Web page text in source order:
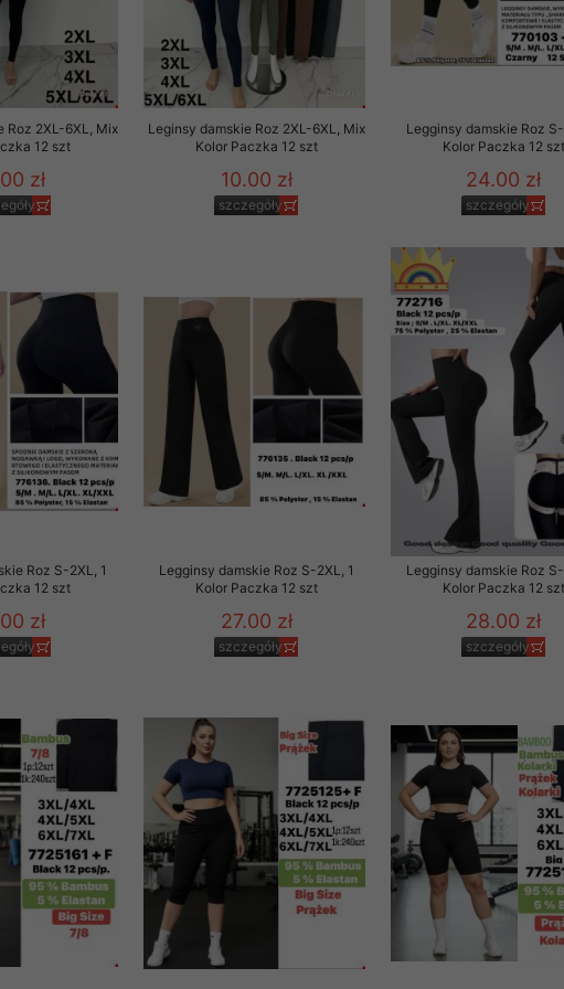
Roz 2XL-6XL, Mix
12 szt
zł
Leginsy damskie Roz 2XL-6XL, Mix
Kolor Paczka 12 szt
10.00 zł
szczegóły
Legginsy damskie Roz
Kolor Paczka 12 szt
24.00 zł
szczegóły
Roz S-2XL, 1
12 szt
zł
Legginsy damskie Roz S-2XL, 1
Kolor Paczka 12 szt
27.00 zł
szczegóły
Legginsy damskie Roz
Kolor Paczka 12 szt
28.00 zł
szczegóły